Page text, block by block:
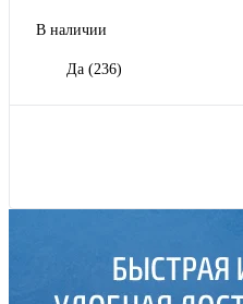
В наличии
Да (236)